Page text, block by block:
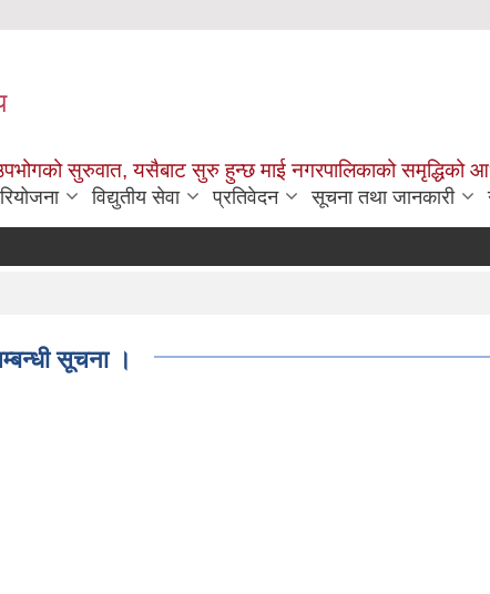
सुरुवात, यसैबाट सुरु हुन्छ माई नगरपालिकाको समृद्धिको
विद्युतीय सेवा प्रतिवेदन सूचना तथा जानकारी
सूचना ।